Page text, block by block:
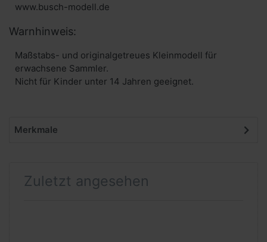
www.busch-modell.de
Warnhinweis:
Maßstabs- und originalgetreues Kleinmodell für
erwachsene Sammler.
Nicht für Kinder unter 14 Jahren geeignet.
Merkmale
Zuletzt angesehen